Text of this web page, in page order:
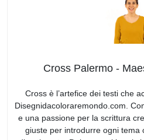
Cross Palermo -
Cross è l’artefice dei testi che
Disegnidacoloraremondo.com.
e una passione per la scrittura
giuste per introdurre ogni tema